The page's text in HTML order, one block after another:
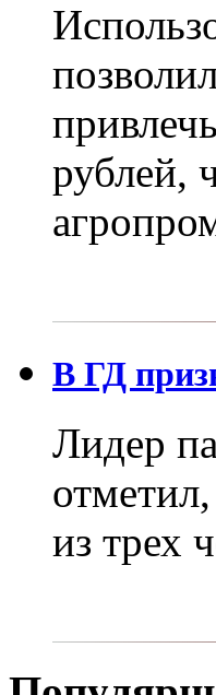
рублей,
В ГД
Лидер
из трех